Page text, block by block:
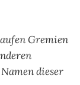
Gremien
dieser